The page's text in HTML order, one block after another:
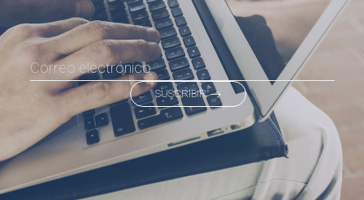
SUSCRIBIR